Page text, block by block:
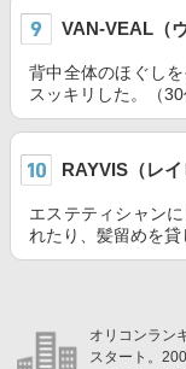
VAN-VEAL（
背中全体のほぐし
スッキリした。（30
RAYVIS（レイ
エステティシャン
れたり、髪留めを貸
オリコンラン
スタート。